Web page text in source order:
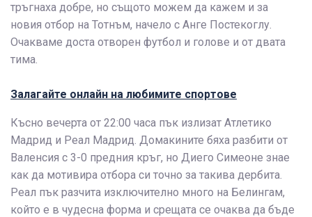
тръгнаха добре, но същото можем да кажем и за
новия отбор на Тотнъм, начело с Анге Постекоглу.
Очакваме доста отворен футбол и голове и от двата
тима.
Залагайте онлайн на любимите спортове
Късно вечерта от 22:00 часа пък излизат Атлетико
Мадрид и Реал Мадрид. Домакините бяха разбити от
Валенсия с 3-0 предния кръг, но Диего Симеоне знае
как да мотивира отбора си точно за такива дербита.
Реал пък разчита изключително много на Белингам,
който е в чудесна форма и срещата се очаква да бъде